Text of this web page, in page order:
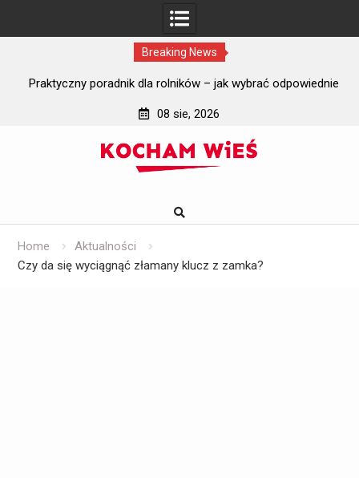
Breaking News
Praktyczny poradnik dla rolników – jak wybrać odpowiednie
08 sie, 2026
Home
Aktualności
Czy da się wyciągnąć złamany klucz z zamka?